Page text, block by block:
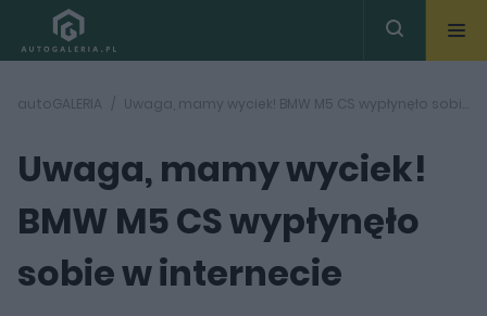
autoGALERIA Uwaga, mamy wyciek! BMW M5 CS wypłynęło sobie w internecie
Uwaga, mamy wyciek!
BMW M5 CS wypłynęło
sobie w internecie